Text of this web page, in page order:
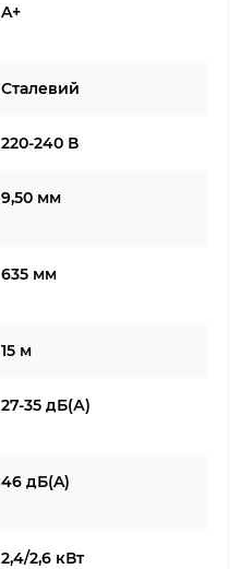
A+
Сталевий
220-240 В
9,50 мм
635 мм
15 м
27-35 дБ(А)
46 дБ(A)
2,4/2,6 кВт